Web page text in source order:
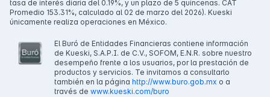
tasa de interés diaria del 0.19%, y un plazo de 5 quincenas. CAT
Promedio 153.31%, calculado al 02 de marzo del 2026). Kueski
únicamente realiza operaciones en México.
El Buró de Entidades Financieras contiene información
de Kueski, S.A.P.I. de C.V., SOFOM, E.N.R. sobre nuestro
desempeño frente a los usuarios, por la prestación de
productos y servicios. Te invitamos a consultarlo
también en la página http://www.buro.gob.mx o a
través de www.kueski.com/buro